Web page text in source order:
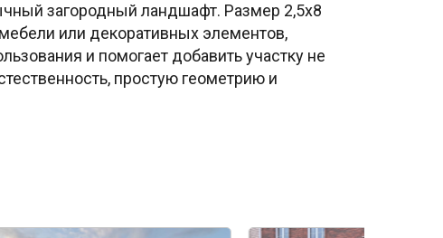
загородный ландшафт. Размер 2,5х8
или декоративных элементов,
и помогает добавить участку не
простую геометрию и